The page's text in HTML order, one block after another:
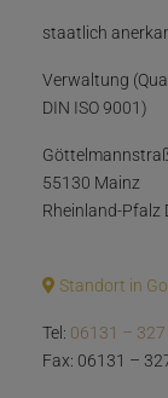
staatlich
Verwaltung
DIN ISO 9001)
55130 Mainz
Rheinland-Pfalz
Standort in
Tel: 06131 – 327
Fax: 06131 –